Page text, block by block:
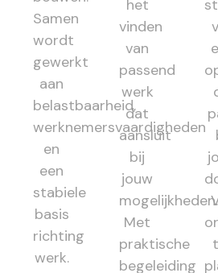
Samen
wordt
gewerkt
aan
belastbaarheid,
werknemersvaardigheden
en
een
stabiele
basis
richting
werk.
het
vinden
van
passend
werk
dat
aansluit
bij
jouw
mogelijkheden.
Met
praktische
begeleiding